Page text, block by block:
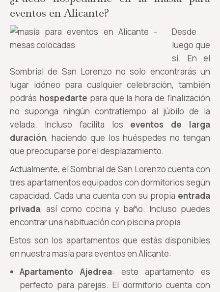
eventos en Alicante?
Desde
luego que
sí. En el
Sombrial de San Lorenzo no solo encontrarás un
lugar idóneo para cualquier celebración, también
podrás hospedarte para que la hora de finalización
no suponga ningún contratiempo al júbilo de la
velada. Incluso facilita los eventos de larga
duración, haciendo que los huéspedes no tengan
que preocuparse por el desplazamiento.
Actualmente, el Sombrial de San Lorenzo cuenta con
tres apartamentos equipados con dormitorios según
capacidad. Cada una cuenta con su propia entrada
privada, así como cocina y baño. Incluso puedes
encontrar una habituación con piscina propia.
Estos son los apartamentos que estás disponibles
en nuestra masía para eventos en Alicante:
Apartamento Ajedrea: este apartamento es
perfecto para parejas. El dormitorio cuenta con